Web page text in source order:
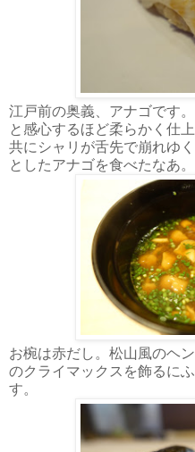
江戸前の奥義、アナゴです
と感心するほど柔らかく仕
共にシャリが舌先で崩れゆ
としたアナゴを食べたなあ。
お椀は赤だし。松山風のヘ
のクライマックスを飾るに
す。